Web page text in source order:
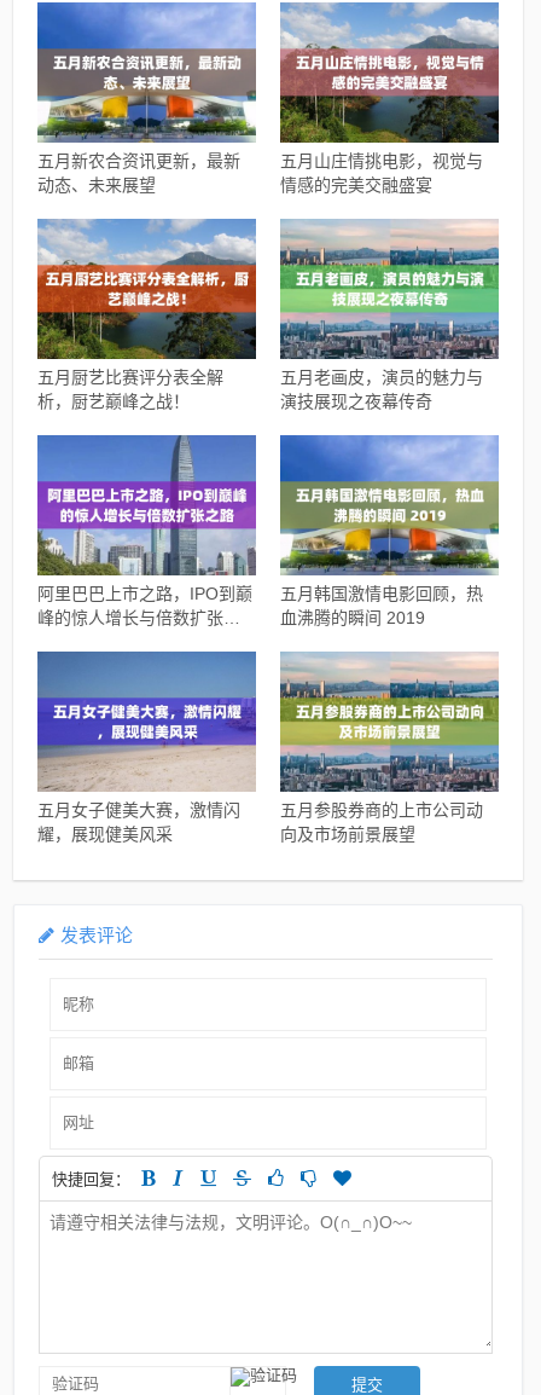
五月新农合资讯更新，最新
动态、未来展望
五月山庄情挑电影，视觉与
情感的完美交融盛宴
五月厨艺比赛评分表全解
析，厨艺巅峰之战！
五月老画皮，演员的魅力与
演技展现之夜幕传奇
阿里巴巴上市之路，IPO到巅
峰的惊人增长与倍数扩张之
五月韩国激情电影回顾，热
血沸腾的瞬间 2019
五月女子健美大赛，激情闪
耀，展现健美风采
五月参股券商的上市公司动
向及市场前景展望
发表评论
快捷回复：